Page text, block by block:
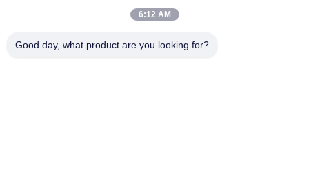
16mm~100mm ADVU Compact Pneumatic Air Cylinder With
6:12 AM
Good day, what product are you looking for?